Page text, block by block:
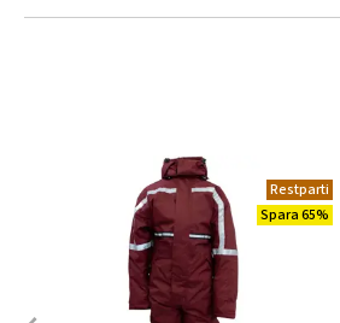
Restparti
Spara 65%